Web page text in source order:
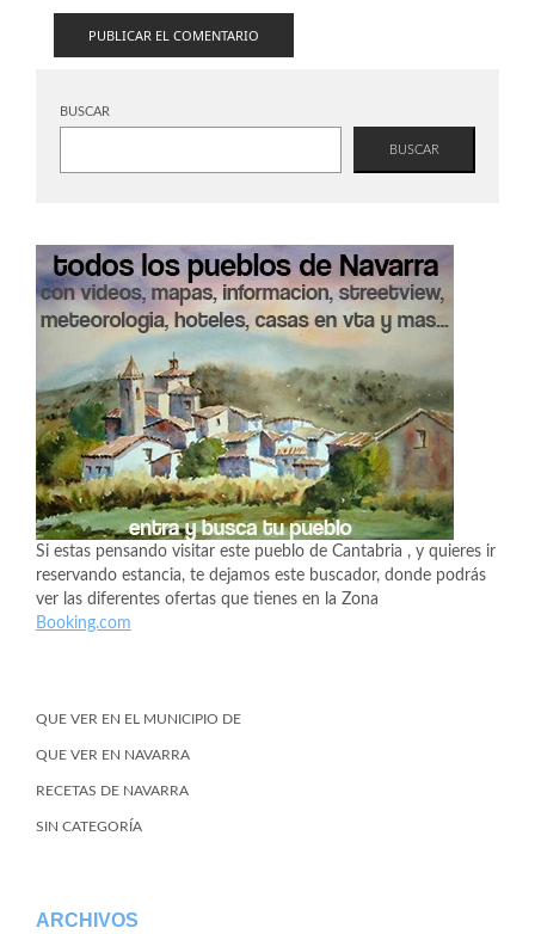
BUSCAR
BUSCAR
Si estas pensando visitar este pueblo de Cantabria , y quieres ir
reservando estancia, te dejamos este buscador, donde podrás
ver las diferentes ofertas que tienes en la Zona
Booking.com
QUE VER EN EL MUNICIPIO DE
QUE VER EN NAVARRA
RECETAS DE NAVARRA
SIN CATEGORÍA
ARCHIVOS